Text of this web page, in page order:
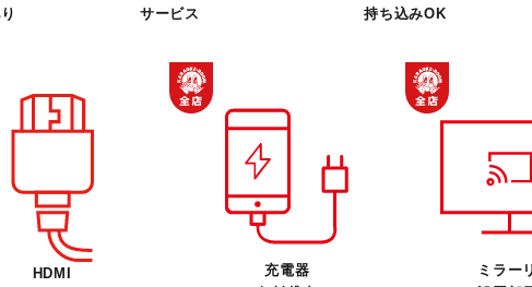
サービス
持ち込みOK
HDMI
充電器
ミラー